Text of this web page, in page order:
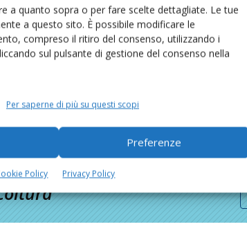
a quanto sopra o per fare scelte dettagliate. Le tue
a questo sito. È possibile modificare le
compreso il ritiro del consenso, utilizzando i
sul pulsante di gestione del consenso nella
Per saperne di più su questi scopi
Preferenze
Policy Privacy Policy